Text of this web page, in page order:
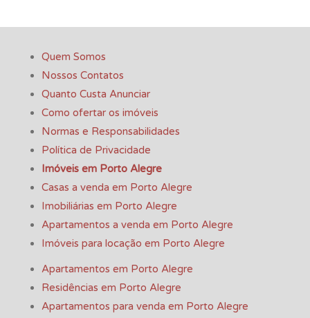
Quem Somos
Nossos Contatos
Quanto Custa Anunciar
Como ofertar os imóveis
Normas e Responsabilidades
Política de Privacidade
Imóveis em Porto Alegre
Casas a venda em Porto Alegre
Imobiliárias em Porto Alegre
Apartamentos a venda em Porto Alegre
Imóveis para locação em Porto Alegre
Apartamentos em Porto Alegre
Residências em Porto Alegre
Apartamentos para venda em Porto Alegre